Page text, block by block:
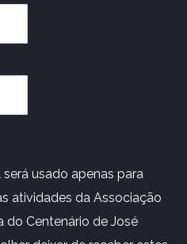
usado apenas para
atividades da Associação
do Centenário de José